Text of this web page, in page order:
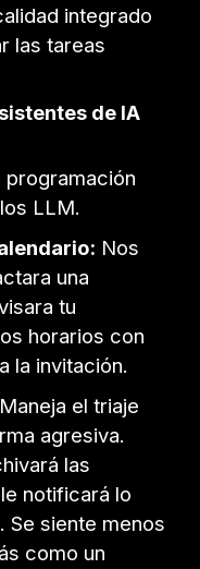
integrado
las tareas
de IA
programación
LLM.
Nos
una
tu
horarios con
la invitación.
Maneja el triaje
agresiva.
las
notificará lo
Se siente menos
como un